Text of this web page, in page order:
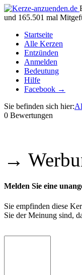
und 165.501 mal
Startseite
Alle Kerzen
Entzünden
Anmelden
Bedeutung
Hilfe
Facebook →
Sie befinden sich hier:
0 Bewertungen
→
Melden Sie eine
Sie empfinden diese
Sie der Meinung sind,